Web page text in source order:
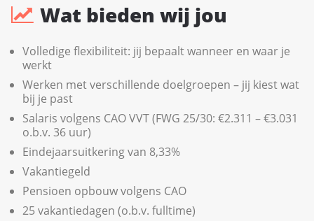
Wat bieden wij jou
Volledige flexibiliteit: jij bepaalt wanneer en waar je
werkt
Werken met verschillende doelgroepen – jij kiest wat
bij je past
Salaris volgens CAO VVT (FWG 25/30: €2.311 – €3.031
o.b.v. 36 uur)
Eindejaarsuitkering van 8,33%
Vakantiegeld
Pensioen opbouw volgens CAO
25 vakantiedagen (o.b.v. fulltime)